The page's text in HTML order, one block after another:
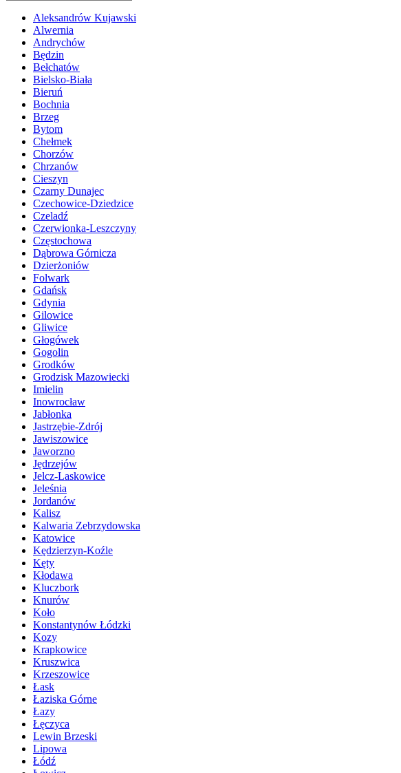
Aleksandrów Kujawski
Alwernia
Andrychów
Będzin
Bełchatów
Bielsko-Biała
Bieruń
Bochnia
Brzeg
Bytom
Chełmek
Chorzów
Chrzanów
Cieszyn
Czarny Dunajec
Czechowice-Dziedzice
Czeladź
Czerwionka-Leszczyny
Częstochowa
Dąbrowa Górnicza
Dzierżoniów
Folwark
Gdańsk
Gdynia
Gilowice
Gliwice
Głogówek
Gogolin
Grodków
Grodzisk Mazowiecki
Imielin
Inowrocław
Jabłonka
Jastrzębie-Zdrój
Jawiszowice
Jaworzno
Jędrzejów
Jelcz-Laskowice
Jeleśnia
Jordanów
Kalisz
Kalwaria Zebrzydowska
Katowice
Kędzierzyn-Koźle
Kęty
Kłodawa
Kluczbork
Knurów
Koło
Konstantynów Łódzki
Kozy
Krapkowice
Kruszwica
Krzeszowice
Łask
Łaziska Górne
Łazy
Łęczyca
Lewin Brzeski
Lipowa
Łódź